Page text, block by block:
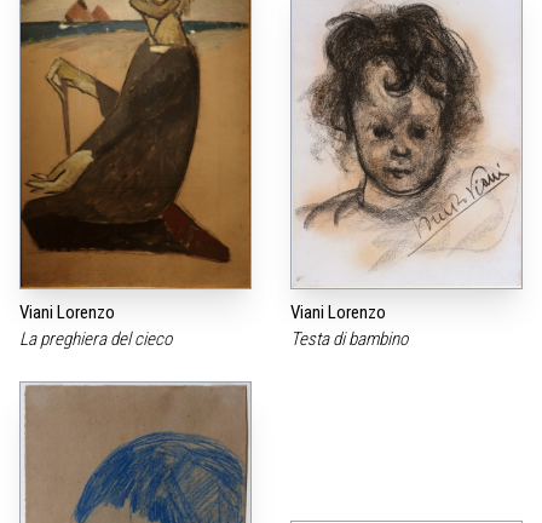
Viani Lorenzo
La preghiera del cieco
Viani Lorenzo
Testa di bambino